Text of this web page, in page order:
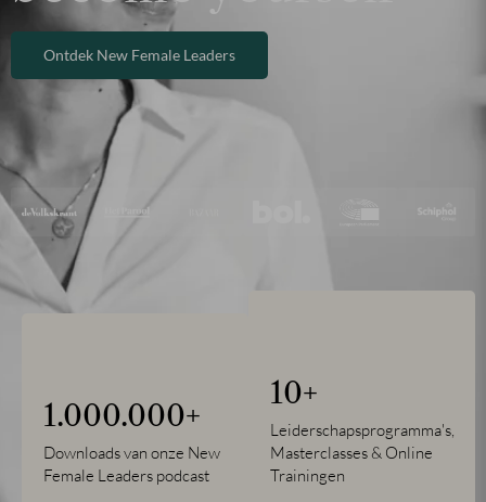
Ontdek New Female Leaders
Downloads van onze New
Female Leaders podcast
1.000.000+
Leiderschapsprogramma's,
Masterclasses & Online
Trainingen
10+